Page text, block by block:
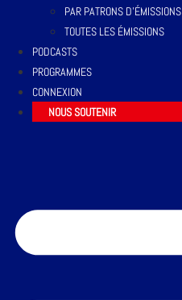
PAR PATRONS D’ÉMISSIONS
TOUTES LES ÉMISSIONS
PODCASTS
PROGRAMMES
CONNEXION
NOUS SOUTENIR